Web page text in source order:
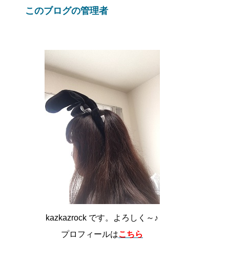
このブログの管理者
kazkazrock です。よろしく～♪
プロフィールはこちら